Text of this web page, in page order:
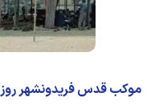
موکب قدس فریدونشهر روزانه از ۷۰۰ زائر